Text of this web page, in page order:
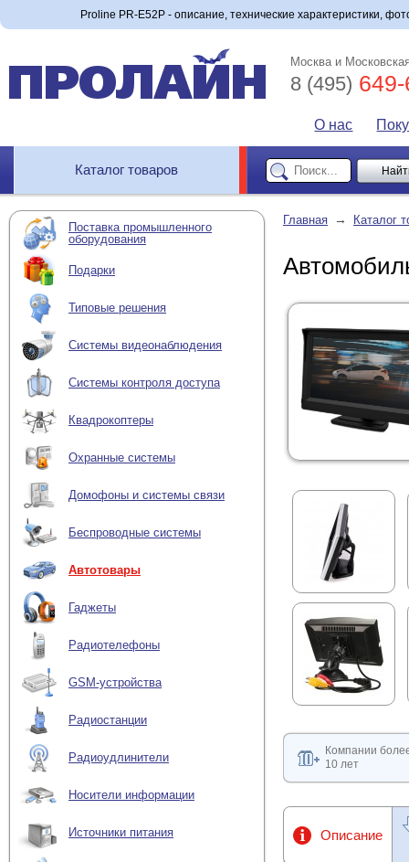
Proline PR-E52P - описание, технические характеристики,
Москва и
8 (495)
О нас
Каталог товаров
Поставка промышленного
оборудования
Подарки
Типовые решения
Системы видеонаблюдения
Системы контроля доступа
Квадрокоптеры
Охранные системы
Домофоны и системы связи
Беспроводные системы
Автотовары
Гаджеты
Радиотелефоны
GSM-устройства
Радиостанции
Радиоудлинители
Носители информации
Источники питания
Главная → Каталог
Компании
10 лет
Описание